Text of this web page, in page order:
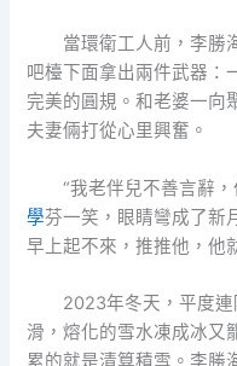
當環衛工人前，李勝
吧檯下面拿出兩件武器：
完美的圓規。和老婆一向
夫妻倆打從心里興奮。
“我老伴兒不善言辭
學芬一笑，眼睛彎成了新
早上起不來，推推他，他
2023年冬天，平度
滑，熔化的雪水凍成冰又
累的就是清算積雪。李勝